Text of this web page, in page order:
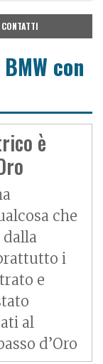
con
è
che
i
e
al
d’Oro